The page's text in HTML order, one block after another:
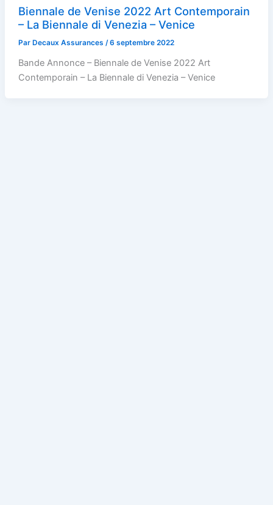
Biennale de Venise 2022 Art Contemporain
– La Biennale di Venezia – Venice
Par Decaux Assurances /6 septembre 2022
Bande Annonce – Biennale de Venise 2022 Art
Contemporain – La Biennale di Venezia – Venice